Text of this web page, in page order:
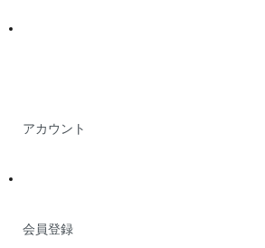
アカウント
会員登録